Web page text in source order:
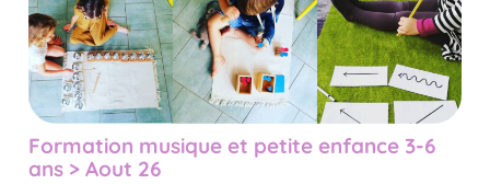
Formation musique et petite enfance 3-6
ans > Aout 26